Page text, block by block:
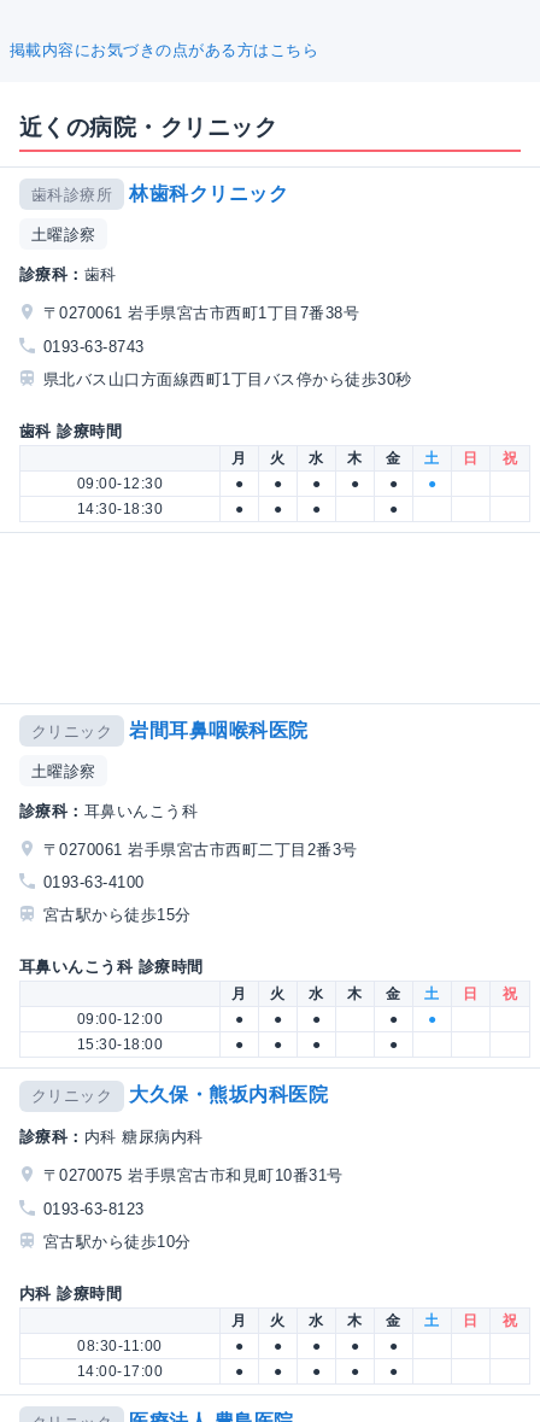
掲載内容にお気づきの点がある方はこちら
近くの病院・クリニック
歯科診療所 林歯科クリニック
土曜診察
診療科： 歯科
〒0270061 岩手県宮古市西町1丁目7番38号
0193-63-8743
県北バス山口方面線西町1丁目バス停から徒歩30秒
歯科 診療時間
月 火 水 木 金 土 日
祝
09:00-12:30
● ● ● ● ●
●
14:30-18:30
● ● ● ●
クリニック 岩間耳鼻咽喉科医院
土曜診察
診療科： 耳鼻いんこう科
〒0270061 岩手県宮古市西町二丁目2番3号
0193-63-4100
宮古駅から徒歩15分
耳鼻いんこう科 診療時間
月 火 水 木 金 土 日
祝
09:00-12:00
● ● ● ●
●
15:30-18:00
● ● ● ●
クリニック 大久保・熊坂内科医院
診療科： 内科 糖尿病内科
〒0270075 岩手県宮古市和見町10番31号
0193-63-8123
宮古駅から徒歩10分
内科 診療時間
月 火 水 木 金 土 日
祝
08:30-11:00
● ● ● ●
●
14:00-17:00
● ● ● ● ●